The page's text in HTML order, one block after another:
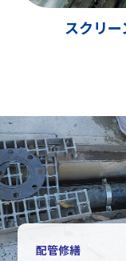
スクリ
配管修繕